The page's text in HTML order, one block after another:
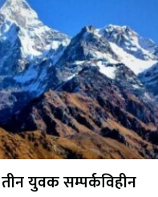
युवक सम्पर्कविहीन